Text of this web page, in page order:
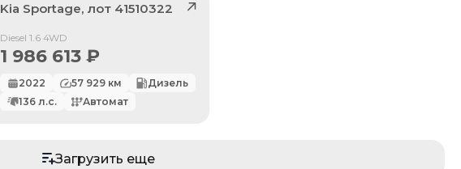
Kia Sportage, лот 41510322
Продан
Diesel 1.6 4WD
1 986 613₽
2022 57 929км
Дизель
136л.с. Автомат
Загрузить еще